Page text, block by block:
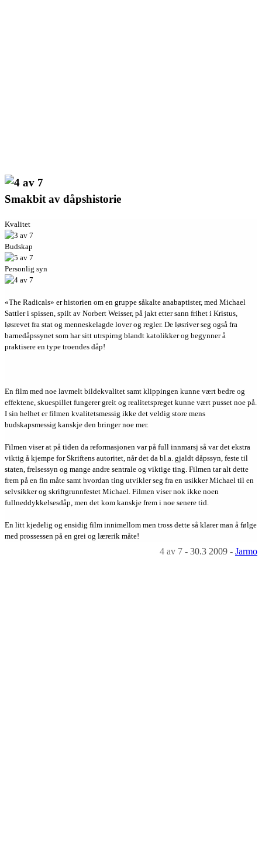
Smakbit av dåpshistorie
Kvalitet
Budskap
Personlig syn
«The Radicals» er historien om en gruppe såkalte anabaptister, med Michael
Sattler i spissen, spilt av Norbert Weisser, på jakt etter sann frihet i Kristus,
løsrevet fra stat og menneskelagde lover og regler. De løsriver seg også fra
barnedåpssynet som har sitt utrspirng blandt katolikker og begynner å
praktisere en type troendes dåp!
En film med noe lavmelt bildekvalitet samt klippingen kunne vært bedre og
effektene, skuespillet fungerer greit og realitetspreget kunne vært pusset noe på.
I sin helhet er filmen kvalitetsmessig ikke det veldig store mens
budskapsmessig kanskje den bringer noe mer.
Filmen viser at på tiden da reformasjonen var på full innmarsj så var det ekstra
viktig å kjempe for Skriftens autoritet, når det da bl.a. gjaldt dåpssyn, feste til
staten, frelsessyn og mange andre sentrale og viktige ting. Filmen tar alt dette
frem på en fin måte samt hvordan ting utvikler seg fra en usikker Michael til en
selvsikker og skriftgrunnfestet Michael. Filmen viser nok ikke noen
fullneddykkelsesdåp, men det kom kanskje frem i noe senere tid.
En litt kjedelig og ensidig film innimellom men tross dette så klarer man å følge
med prossessen på en grei og lærerik måte!
4 av 7 - 30.3 2009 - Jarmo